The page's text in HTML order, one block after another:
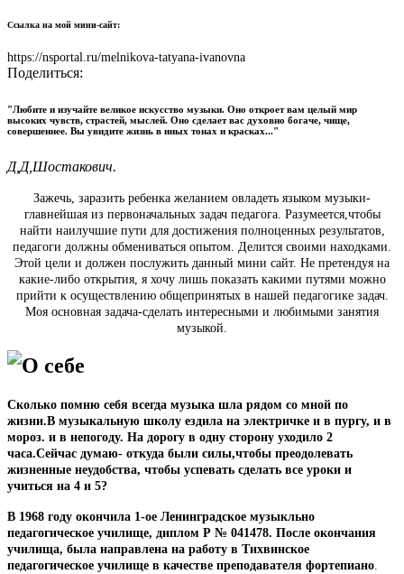
Ссылка на мой мини-сайт:
https://nsportal.ru/melnikova-tatyana-ivanovna
Поделиться:
"Любите и изучайте великое искусство музыки. Оно откроет вам целый мир
высоких чувств, страстей, мыслей. Оно сделает вас духовно богаче, чище,
совершеннее. Вы увидите жизнь в иных тонах и красках..."
Д,Д,Шостакович.
Зажечь, заразить ребенка желанием овладеть языком музыки-
главнейшая из первоначальных задач педагога. Разумеется,чтобы
найти наилучшие пути для достижения полноценных результатов,
педагоги должны обмениваться опытом. Делится своими находками.
Этой цели и должен послужить данный мини сайт. Не претендуя на
какие-либо открытия, я хочу лишь показать какими путями можно
прийти к осуществлению общепринятых в нашей педагогике задач.
Моя основная задача-сделать интересными и любимыми занятия
музыкой.
О себе
Сколько помню себя всегда музыка шла рядом со мной по
жизни.В музыкальную школу ездила на электричке и в пургу, и в
мороз. и в непогоду. На дорогу в одну сторону уходило 2
часа.Сейчас думаю- откуда были силы,чтобы преодолевать
жизненные неудобства, чтобы успевать сделать все уроки и
учиться на 4 и 5?
В 1968 году окончила 1-ое Ленинградское музыкльно
педагогическое училище, диплом Р № 041478. После окончания
училища, была направлена на работу в Тихвинское
педагогическое училище в качестве преподавателя фортепиано.